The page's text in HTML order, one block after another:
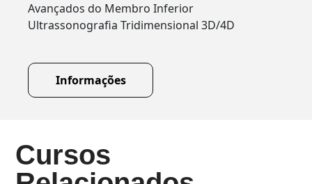
Avançados do Membro Inferior
Ultrassonografia Tridimensional 3D/4D
Informações
Cursos